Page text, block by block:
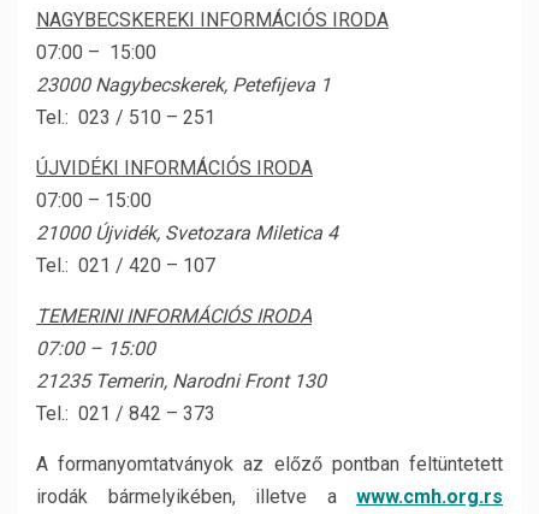
NAGYBECSKEREKI INFORMÁCIÓS IRODA
07:00 – 15:00
23000 Nagybecskerek, Petefijeva 1
Tel.: 023 / 510 – 251
ÚJVIDÉKI INFORMÁCIÓS IRODA
07:00 – 15:00
21000 Újvidék, Svetozara Miletica 4
Tel.: 021 / 420 – 107
TEMERINI INFORMÁCIÓS IRODA
07:00 – 15:00
21235 Temerin, Narodni Front 130
Tel.: 021 / 842 – 373
A formanyomtatványok az előző pontban feltüntetett
irodák bármelyikében, illetve a www.cmh.org.rs